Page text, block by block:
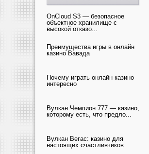
OnCloud S3 — безопасное
объектное хранилище с
высокой отказо...
Преимущества игры в онлайн
казино Вавада
Почему играть онлайн казино
интересно
Вулкан Чемпион 777 — казино,
которому есть, что предло...
Вулкан Вегас: казино для
настоящих счастливчиков